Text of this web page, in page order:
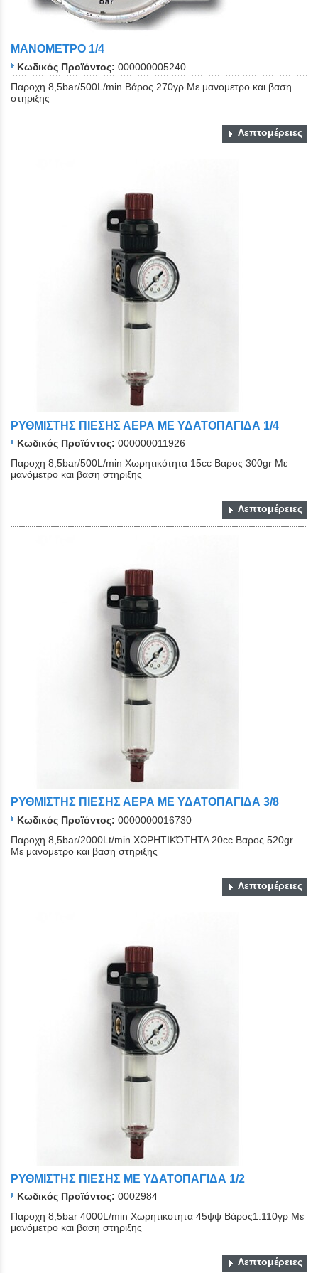
ΜΑΝΟΜΕΤΡΟ 1/4
Κωδικός Προϊόντος: 000000005240
Παροχη 8,5bar/500L/min Βάρος 270γρ Με μανομετρο και βαση
στηριξης
Λεπτομέρειες
ΡΥΘΜΙΣΤΗΣ ΠΙΕΣΗΣ ΑΕΡΑ ΜΕ ΥΔΑΤΟΠΑΓΙΔΑ 1/4
Κωδικός Προϊόντος: 000000011926
Παροχη 8,5bar/500L/min Χωρητικότητα 15cc Βαρος 300gr Με
μανόμετρο και βαση στηριξης
Λεπτομέρειες
ΡΥΘΜΙΣΤΗΣ ΠΙΕΣΗΣ ΑΕΡΑ ΜΕ ΥΔΑΤΟΠΑΓΙΔΑ 3/8
Κωδικός Προϊόντος: 0000000016730
Παροχη 8,5bar/2000Lt/min XΩΡΗΤΙΚΌΤΗΤΑ 20cc Bαρος 520gr
Με μανομετρο και βαση στηριξης
Λεπτομέρειες
ΡΥΘΜΙΣΤΗΣ ΠΙΕΣΗΣ ΜΕ ΥΔΑΤΟΠΑΓΙΔΑ 1/2
Κωδικός Προϊόντος: 0002984
Παροχη 8,5bar 4000L/min Χωρητικοτητα 45ψψ Βάρος1.110γρ Με
μανόμετρο και βαση στηριξης
Λεπτομέρειες